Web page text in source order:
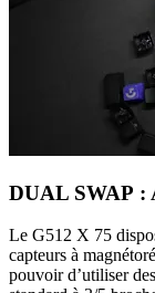
DUAL SWAP
Le G512 X 75
capteurs à
pouvoir d’utiliser